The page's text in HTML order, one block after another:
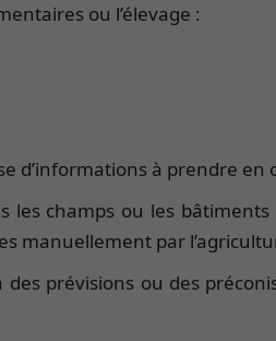
ou l’élevage :
à prendre en
champs ou les
manuellement par
prévisions ou des